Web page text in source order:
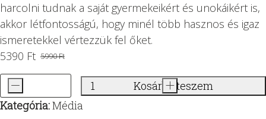
harcolni tudnak a saját gyermekeikért és unokáikért is,
akkor létfontosságú, hogy minél több hasznos és igaz
ismeretekkel vértezzük fel őket.
5990Ft
Original
price
was:
5990 Ft.
5390 Ft
Current
price
is:
5390 Ft.
100
információ,
- +
Kosárba teszem
Kategória:Média